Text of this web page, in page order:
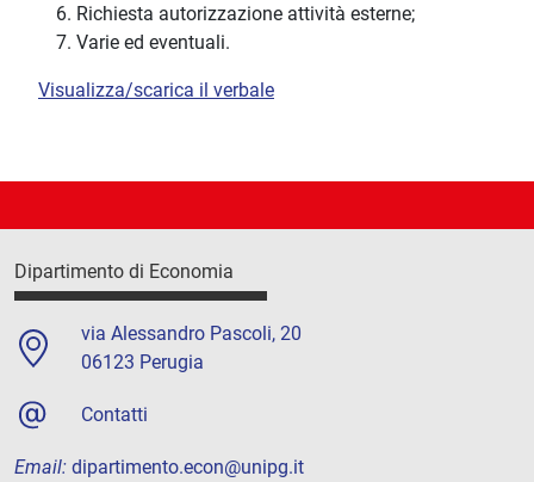
Richiesta autorizzazione attività esterne;
Varie ed eventuali.
Visualizza/scarica il verbale
Dipartimento di Economia
via Alessandro Pascoli, 20
06123 Perugia
Contatti
Email: dipartimento.econ@unipg.it